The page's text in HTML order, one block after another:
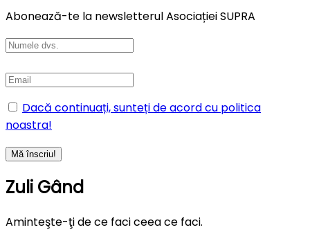
Abonează-te la newsletterul Asociației SUPRA
Dacă continuați, sunteți de acord cu politica
noastra!
Zuli Gând
Aminteşte-ţi de ce faci ceea ce faci.